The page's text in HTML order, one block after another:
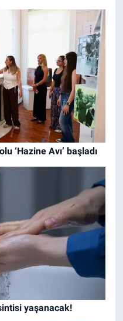
‘Hazine Avı’ başladı
yaşanacak!